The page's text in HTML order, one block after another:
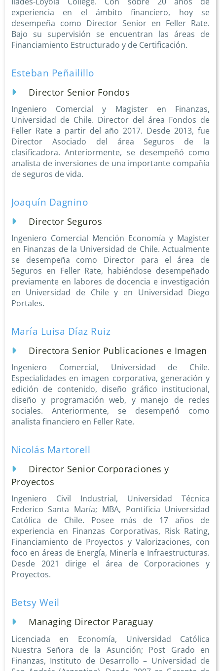
experiencia en el ámbito financiero, hoy se
desempeña como Director Senior en Feller Rate.
Bajo su supervisión se encuentran las áreas de
Financiamiento Estructurado y de Certificación.
Esteban Peñailillo
Director Senior Fondos
Ingeniero Comercial y Magister en Finanzas,
Universidad de Chile. Director del área Fondos de
Feller Rate a partir del año 2017. Desde 2013, fue
Director Asociado del área Seguros de la
clasificadora. Anteriormente, se desempeñó como
analista de inversiones de una importante compañía
de seguros de vida.
Joaquín Dagnino
Director Seguros
Ingeniero Comercial Mención Economía y Magister
en Finanzas de la Universidad de Chile. Actualmente
se desempeña como Director para el área de
Seguros en Feller Rate, habiéndose desempeñado
previamente en labores de docencia e investigación
en Universidad de Chile y en Universidad Diego
Portales.
María Luisa Díaz Ruiz
Directora Senior Publicaciones e Imagen
Ingeniero Comercial, Universidad de Chile.
Especialidades en imagen corporativa, generación y
edición de contenido, diseño gráfico institucional,
diseño y programación web, y manejo de redes
sociales. Anteriormente, se desempeñó como
analista financiero en Feller Rate.
Nicolás Martorell
Director Senior Corporaciones y
Proyectos
Ingeniero Civil Industrial, Universidad Técnica
Federico Santa María; MBA, Pontificia Universidad
Católica de Chile. Posee más de 17 años de
experiencia en Finanzas Corporativas, Risk Rating,
Financiamiento de Proyectos y Valorizaciones, con
foco en áreas de Energía, Minería e Infraestructuras.
Desde 2021 dirige el área de Corporaciones y
Proyectos.
Betsy Weil
Managing Director Paraguay
Licenciada en Economía, Universidad Católica
Nuestra Señora de la Asunción; Post Grado en
Finanzas, Instituto de Desarrollo – Universidad de